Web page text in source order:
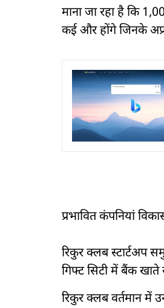
माना जा रहा है कि
कई और होंगे जिनके
प्रभावित कंपनियां
रिकुर क्लब स्टार्टअप
गिफ्ट सिटी में बैंक खाते
रिकुर क्लब वर्तमान में